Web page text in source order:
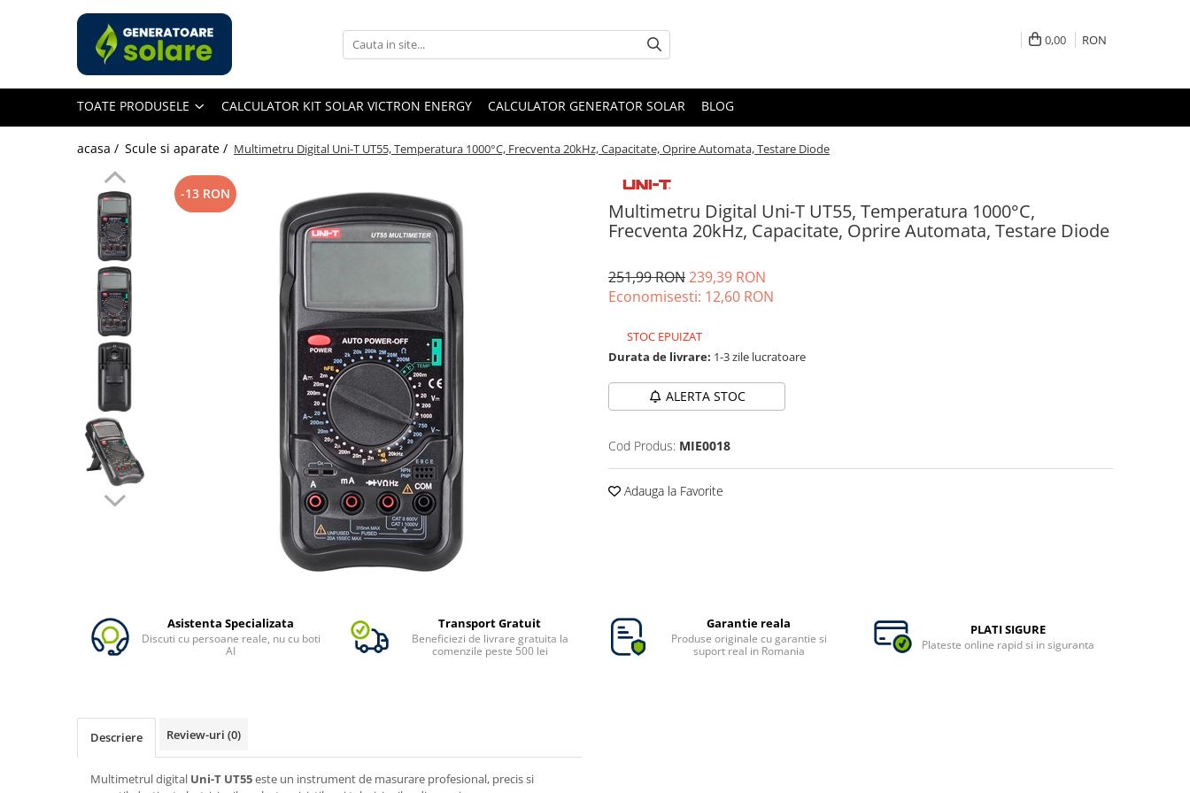
Toate Produsele
Cauta dupa capacitate
Intre 1000-2000W
Intre 2000-3000W
Cauta dupa marca
Vezi toate statiile
Accesorii Statii de Alimentare
Kituri Generatoare Solare
Cauta dupa capacitate
Toate generatoarele
Cauta dupa marca
0,00 RON
TOATE PRODUSELE CALCULATOR KIT SOLAR VICTRON ENERGY CALCULATOR GENERATOR SOLAR BLOG
acasa / Scule si aparate / Multimetru Digital Uni-T UT55, Temperatura 1000°C, Frecventa 20kHz, Capacitate, Oprire Automata, Testare Diode
Multimetru Digital Uni-T UT55, Temperatura 1000°C,
Frecventa 20kHz, Capacitate, Oprire Automata, Testare Diode
-13 RON
251,99 RON239,39 RON
Economisesti: 12,60 RON
STOC EPUIZAT
Durata de livrare: 1-3 zile lucratoare
ALERTA STOC
Cod Produs: MIE0018
Adauga la Favorite
Asistenta Specializata
Discuti cu persoane reale, nu cu boti
AI
Transport Gratuit
Beneficiezi de livrare gratuita la
comenzile peste 500 lei
Garantie reala
Produse originale cu garantie si
suport real in Romania
PLATI SIGURE
Plateste online rapid si in siguranta
Descriere Review-uri (0)
Multimetrul digital Uni-T UT55este un instrument de masurare profesional, precis si